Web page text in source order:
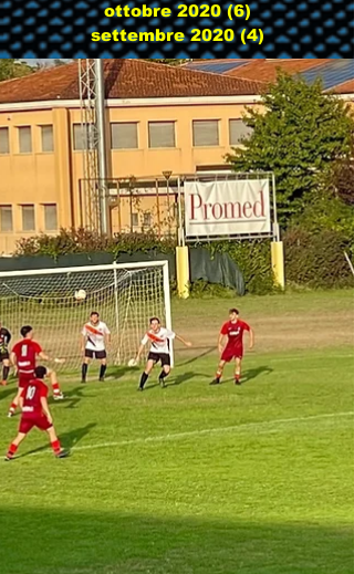
ottobre 2020 (6)6 post
settembre 2020 (4)4 post